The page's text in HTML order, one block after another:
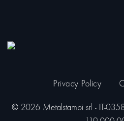
© 2026 Metalstampi srl - IT-
Privacy Policy